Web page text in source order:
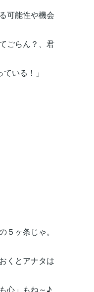
可能性や機会
ごらん？、君
いる！」
５ヶ条じゃ。
くとアナタは
心」もね～♪